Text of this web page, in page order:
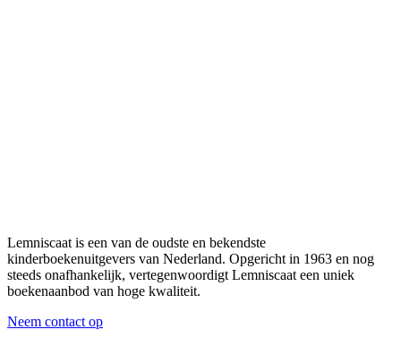
Lemniscaat is een van de oudste en bekendste
kinderboekenuitgevers van Nederland. Opgericht in 1963 en nog
steeds onafhankelijk, vertegenwoordigt Lemniscaat een uniek
boekenaanbod van hoge kwaliteit.
Neem contact op